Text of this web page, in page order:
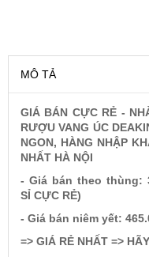
Rượu Vang Argentina
VANG CANADA
RƯỢU VANG NAM PHI
Rượu Vang BỒ ĐÀO
RƯỢU VANG
MÔ TẢ
GIÁ BÁN CỰC RẺ -
RƯỢU VANG ÚC
NGON, HÀNG NHẬP
NHẤT HÀ NỘI
- Giá bán theo thùng:
SỈ CỰC RẺ)
- Giá bán niêm yết:
=> GIÁ RẺ NHẤT =>